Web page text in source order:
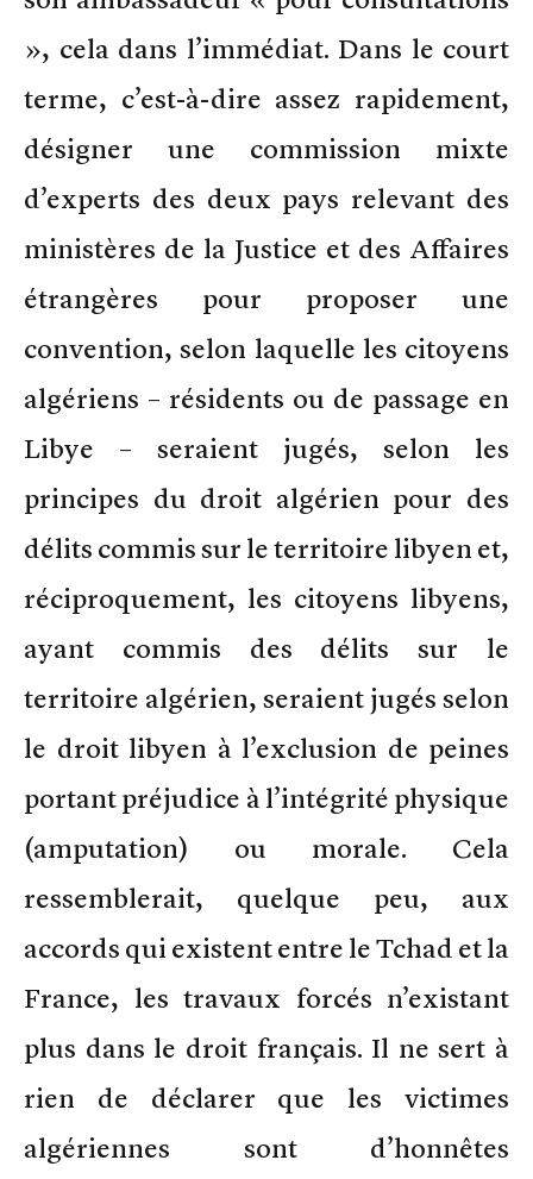
», cela dans l’immédiat. Dans le court
terme, c’est-à-dire assez rapidement,
désigner une commission mixte
d’experts des deux pays relevant des
ministères de la Justice et des Affaires
étrangères pour proposer une
convention, selon laquelle les citoyens
algériens – résidents ou de passage en
Libye – seraient jugés, selon les
principes du droit algérien pour des
délits commis sur le territoire libyen et,
réciproquement, les citoyens libyens,
ayant commis des délits sur le
territoire algérien, seraient jugés selon
le droit libyen à l’exclusion de peines
portant préjudice à l’intégrité physique
(amputation) ou morale. Cela
ressemblerait, quelque peu, aux
accords qui existent entre le Tchad et la
France, les travaux forcés n’existant
plus dans le droit français. Il ne sert à
rien de déclarer que les victimes
algériennes sont d’honnêtes